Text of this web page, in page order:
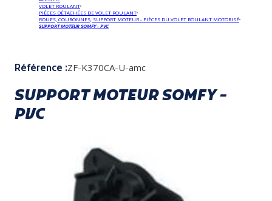
VOLET ROULANT
PIÈCES DÉTACHÉES DE VOLET ROULANT
ROUES, COURONNES, SUPPORT MOTEUR - PIÈCES DU VOLET ROULANT MOTORISÉ
SUPPORT MOTEUR SOMFY - PVC
Référence :ZF-K370CA-U-amc
SUPPORT MOTEUR SOMFY -
PVC